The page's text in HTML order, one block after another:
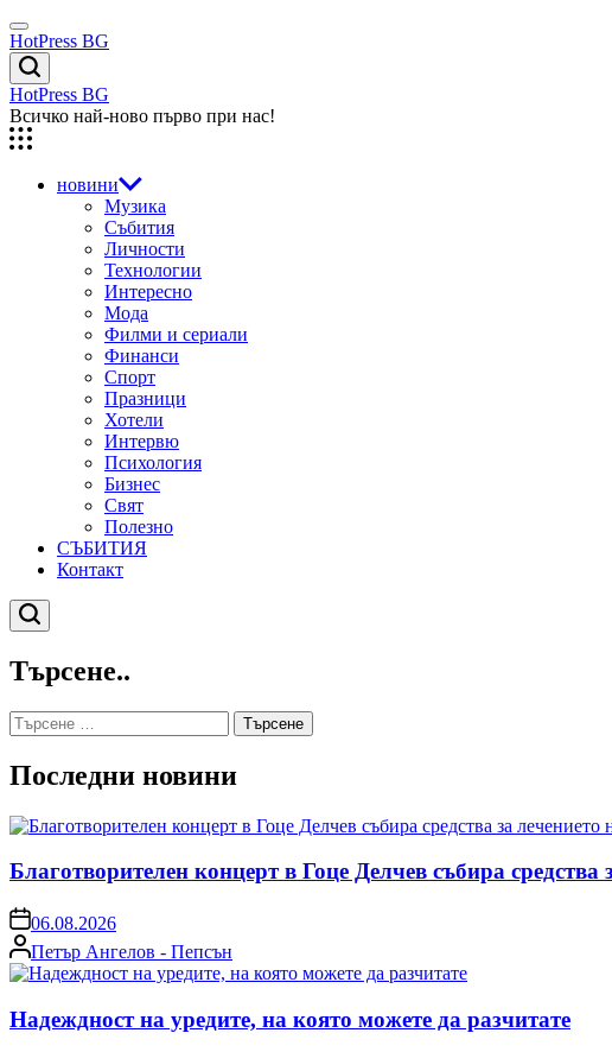
Skip
to
content
Menu
HotPress BG
Търсене
HotPress BG
Всичко най-ново първо при нас!
новини
Музика
Събития
Личности
Технологии
Интересно
Мода
Филми и сериали
Финанси
Спорт
Празници
Хотели
Интервю
Психология
Бизнес
Свят
Полезно
СЪБИТИЯ
Контакт
Търсене
Търсене..
Търсене
за:
Последни новини
Благотворителен концерт в Гоце Делчев събира
on06.08.2026
Posted
by
Петър Ангелов - Пепсън
Надеждност на уредите, на която можете да разчитате